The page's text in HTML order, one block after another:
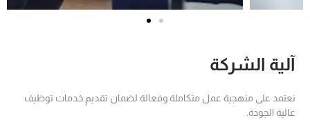
آلية الشركة
نعتمد على منهجية عمل متكاملة وفعالة لضمان تقديم خدمات توظيف
عالية الجودة.